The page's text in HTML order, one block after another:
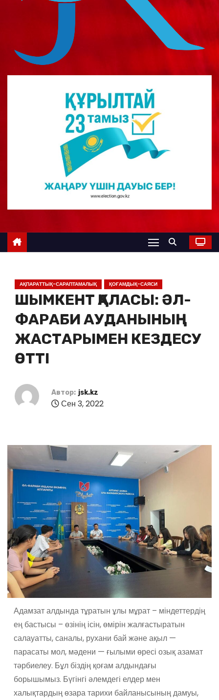
АҚПАРАТТЫҚ-САРАПТАМАЛЫҚ ҚОҒАМДЫҚ-САЯСИ
ШЫМКЕНТ ҚАЛАСЫ: ӘЛ-
ФАРАБИ АУДАНЫНЫҢ
ЖАСТАРЫМЕН КЕЗДЕСУ
ӨТТІ
Автор: jsk.kz
Сен 3, 2022
Адамзат алдында тұратын ұлы мұрат – міндеттердің
ең бастысы – өзінің ісін, өмірін жалғастыратын
салауатты, саналы, рухани бай және ақыл —
парасаты мол, мәдени — ғылыми өресі озық азамат
тәрбиелеу. Бұл біздің қоғам алдындағы
борышымыз. Бүгінгі әлемдегі елдер мен
халықтардың өзара тарихи байланысының дамуы,